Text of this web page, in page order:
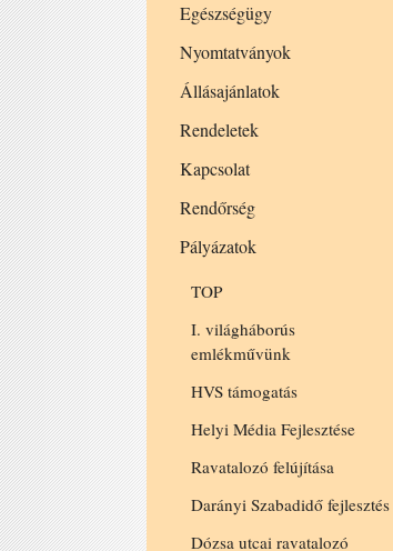
Egészségügy
Nyomtatványok
Állásajánlatok
Rendeletek
Kapcsolat
Rendőrség
Pályázatok
TOP
I. világháborús
emlékművünk
HVS támogatás
Helyi Média Fejlesztése
Ravatalozó felújítása
Darányi Szabadidő fejlesztés
Dózsa utcai ravatalozó